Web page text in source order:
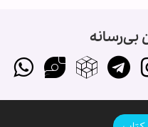
بی‌رسانه